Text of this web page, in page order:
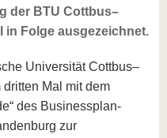
der BTU Cottbus–
in Folge ausgezeichnet.
Universität Cottbus–
Mal mit dem
des Businessplan-
zur